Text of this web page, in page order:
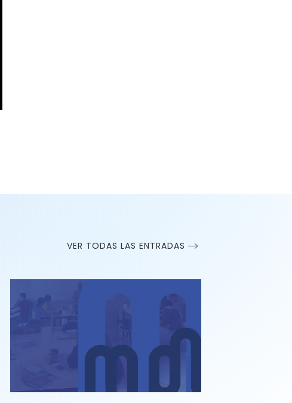
VER TODAS LAS ENTRADAS